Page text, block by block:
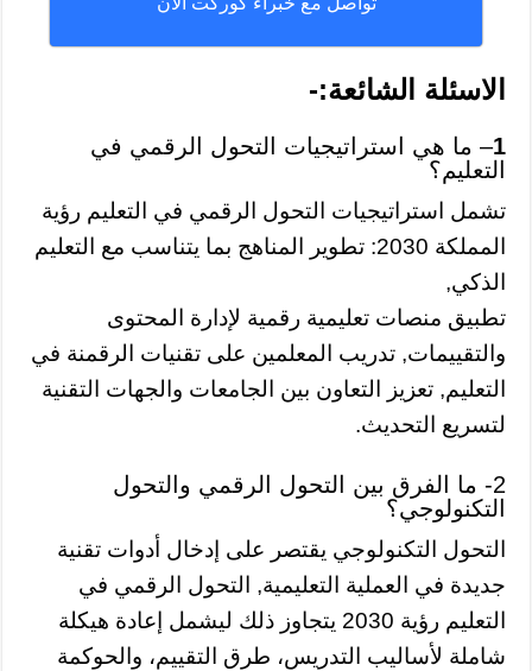
الاسئلة الشائعة:-
1– ما هي استراتيجيات التحول الرقمي في
التعليم؟
تشمل استراتيجيات التحول الرقمي في التعليم رؤية
المملكة 2030: تطوير المناهج بما يتناسب مع التعليم
الذكي,
تطبيق منصات تعليمية رقمية لإدارة المحتوى
والتقييمات, تدريب المعلمين على تقنيات الرقمنة في
التعليم, تعزيز التعاون بين الجامعات والجهات التقنية
لتسريع التحديث.
2- ما الفرق بين التحول الرقمي والتحول
التكنولوجي؟
التحول التكنولوجي يقتصر على إدخال أدوات تقنية
جديدة في العملية التعليمية, التحول الرقمي في
التعليم رؤية 2030 يتجاوز ذلك ليشمل إعادة هيكلة
شاملة لأساليب التدريس، طرق التقييم، والحوكمة